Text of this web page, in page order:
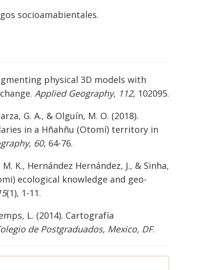
socioamabientales.
physical 3D models with
Applied Geography, 112, 102095.
G. A., & Olguín, M. O. (2018).
in a Hñahñu (Otomí) territory in
, 60, 64-76.
K., Hernández Hernández, J., & Sinha,
ecological knowledge and geo-
(1), 1-11.
L. (2014). Cartografía
de Postgraduados, Mexico, DF.